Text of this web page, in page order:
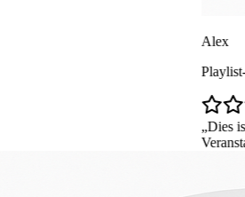
Dies ist nützlich, um zu
Veranstaltungsfensters